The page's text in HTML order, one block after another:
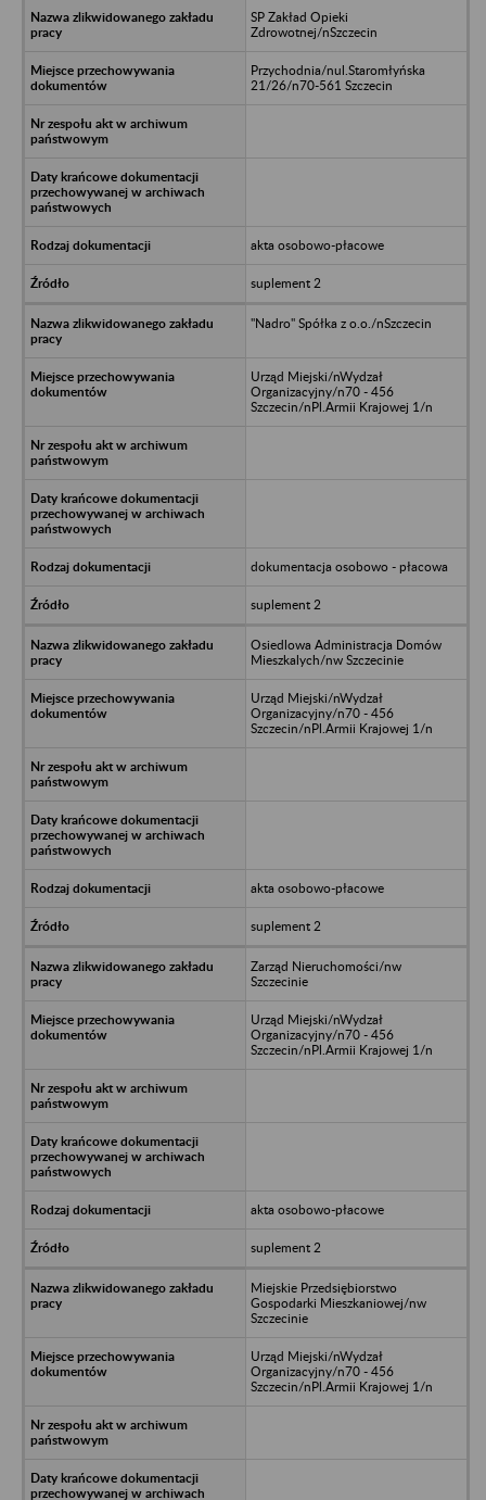
SP Zakład Opieki
Zdrowotnej/nSzczecin
Przychodnia/nul.Staromłyńska
21/26/n70-561 Szczecin
akta osobowo-płacowe
suplement 2
"Nadro" Spółka z o.o./nSzczecin
Urząd Miejski/nWydzał
Organizacyjny/n70 - 456
Szczecin/nPl.Armii Krajowej 1/n
dokumentacja osobowo - płacowa
suplement 2
Osiedlowa Administracja Domów
Mieszkalych/nw Szczecinie
Urząd Miejski/nWydzał
Organizacyjny/n70 - 456
Szczecin/nPl.Armii Krajowej 1/n
akta osobowo-płacowe
suplement 2
Zarząd Nieruchomości/nw
Szczecinie
Urząd Miejski/nWydzał
Organizacyjny/n70 - 456
Szczecin/nPl.Armii Krajowej 1/n
akta osobowo-płacowe
suplement 2
Miejskie Przedsiębiorstwo
Gospodarki Mieszkaniowej/nw
Szczecinie
Urząd Miejski/nWydzał
Organizacyjny/n70 - 456
Szczecin/nPl.Armii Krajowej 1/n